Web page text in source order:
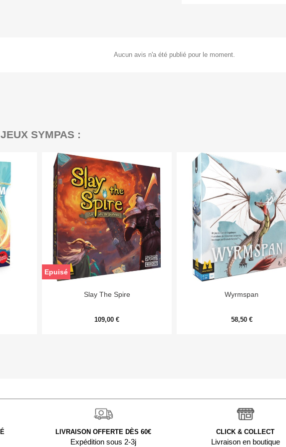
Aucun avis n'a été publié pour le moment.
SYMPAS :
Aperçu rapide
Slay The Spire
109,00 €
Epuisé
Aperçu rapide
Wyrmspan
58,50 €
LIVRAISON OFFERTE DÈS 60€
Expédition sous 2-3j
CLICK & COLLECT
Livraison en boutique